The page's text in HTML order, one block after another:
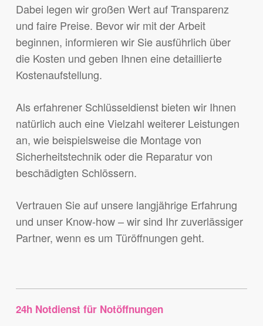
Dabei legen wir großen Wert auf Transparenz
und faire Preise. Bevor wir mit der Arbeit
beginnen, informieren wir Sie ausführlich über
die Kosten und geben Ihnen eine detaillierte
Kostenaufstellung.
Als erfahrener Schlüsseldienst bieten wir Ihnen
natürlich auch eine Vielzahl weiterer Leistungen
an, wie beispielsweise die Montage von
Sicherheitstechnik oder die Reparatur von
beschädigten Schlössern.
Vertrauen Sie auf unsere langjährige Erfahrung
und unser Know-how – wir sind Ihr zuverlässiger
Partner, wenn es um Türöffnungen geht.
24h Notdienst für Notöffnungen